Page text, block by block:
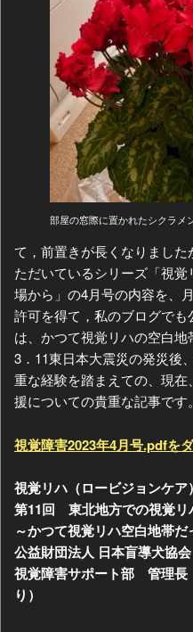
部屋の窓際に置かれたシクラメ
て，前置きが長くなりまし
ただいているシリーズ「視
場から」の4月号の内容を、
許可を得て，私のブログで
は、かつて視覚リハの空白地
3．11東日本大震災の発災後
重な経験を踏まえての、現
援についての貴重な記事です。
視覚障害2023年4月号.pdfを
視覚リハ（ロービジョンケア
第11回 東北地方での視覚リ
～かつて視覚リハ空白地帯
公益財団法人 日本盲導犬協会
視覚障害サポート部 管理
り）